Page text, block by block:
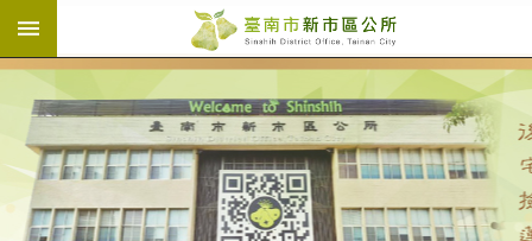
跳到主要內容區塊